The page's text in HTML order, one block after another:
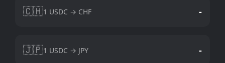
🇨🇭1 USDC → CHF -
🇯🇵1 USDC → JPY -